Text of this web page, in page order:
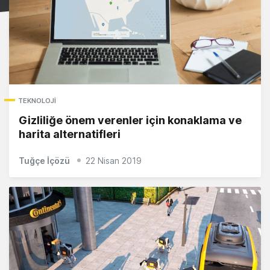
TEKNOLOJI
Gizliliğe önem verenler için konaklama ve
harita alternatifleri
Tuğçe İçözü 22 Nisan 2019